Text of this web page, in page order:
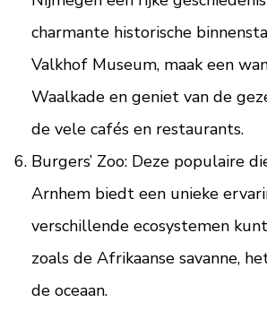
charmante historische
Valkhof Museum, maak een
Waalkade en geniet van de
de vele cafés en restaurants.
Burgers’ Zoo: Deze populaire
Arnhem biedt een unieke
verschillende ecosystemen
zoals de Afrikaanse savanne,
de oceaan.